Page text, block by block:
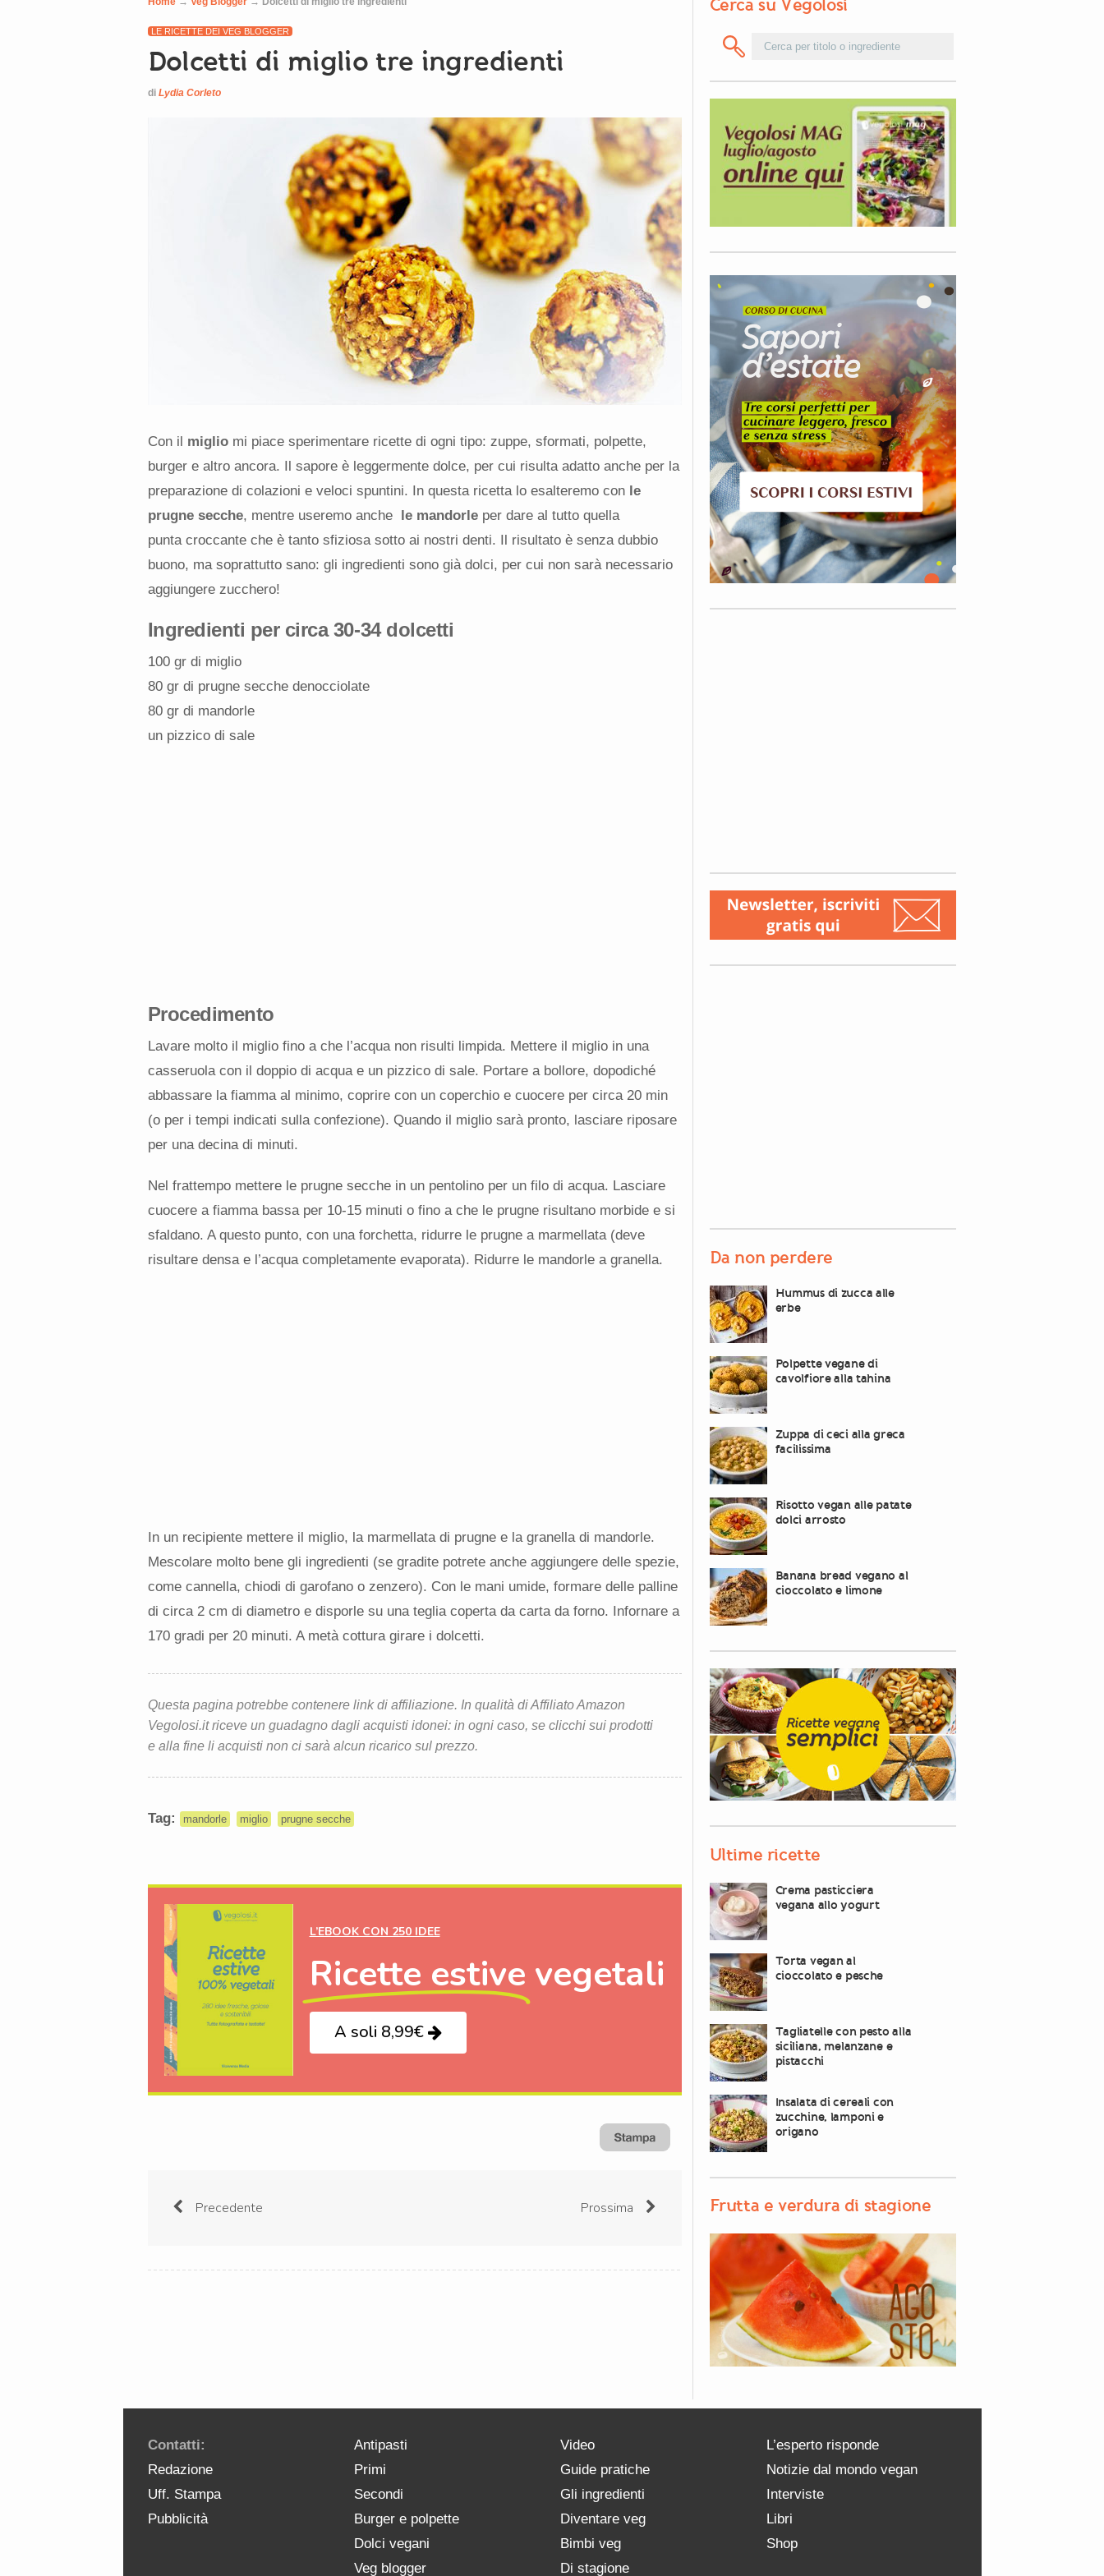
LE RICETTE DEI VEG BLOGGER
Dolcetti di miglio tre ingredienti
di Lydia Corleto
Con il miglio mi piace sperimentare ricette di ogni tipo: zuppe, sformati, polpette,
burger e altro ancora. Il sapore è leggermente dolce, per cui risulta adatto anche per la
preparazione di colazioni e veloci spuntini. In questa ricetta lo esalteremo con le
prugne secche, mentre useremo anche le mandorle per dare al tutto quella
punta croccante che è tanto sfiziosa sotto ai nostri denti. Il risultato è senza dubbio
buono, ma soprattutto sano: gli ingredienti sono già dolci, per cui non sarà necessario
aggiungere zucchero!
Ingredienti per circa 30-34 dolcetti
100 gr di miglio
80 gr di prugne secche denocciolate
80 gr di mandorle
un pizzico di sale
Procedimento
Lavare molto il miglio fino a che l’acqua non risulti limpida. Mettere il miglio in una
casseruola con il doppio di acqua e un pizzico di sale. Portare a bollore, dopodiché
abbassare la fiamma al minimo, coprire con un coperchio e cuocere per circa 20 min
(o per i tempi indicati sulla confezione). Quando il miglio sarà pronto, lasciare riposare
per una decina di minuti.
Nel frattempo mettere le prugne secche in un pentolino per un filo di acqua. Lasciare
cuocere a fiamma bassa per 10-15 minuti o fino a che le prugne risultano morbide e si
sfaldano. A questo punto, con una forchetta, ridurre le prugne a marmellata (deve
risultare densa e l’acqua completamente evaporata). Ridurre le mandorle a granella.
In un recipiente mettere il miglio, la marmellata di prugne e la granella di mandorle.
Mescolare molto bene gli ingredienti (se gradite potrete anche aggiungere delle spezie,
come cannella, chiodi di garofano o zenzero). Con le mani umide, formare delle palline
di circa 2 cm di diametro e disporle su una teglia coperta da carta da forno. Infornare a
170 gradi per 20 minuti. A metà cottura girare i dolcetti.
Questa pagina potrebbe contenere link di affiliazione. In qualità di Affiliato Amazon
Vegolosi.it riceve un guadagno dagli acquisti idonei: in ogni caso, se clicchi sui prodotti
e alla fine li acquisti non ci sarà alcun ricarico sul prezzo.
Tag: mandorle miglio prugne secche
L’EBOOK CON 250 IDEE
Ricette estive vegetali
A soli 8,99€
Precedente Prossima
Cerca su Vegolosi
Da non perdere
Hummus di zucca alle
erbe
Polpette vegane di
cavolfiore alla tahina
Zuppa di ceci alla greca
facilissima
Risotto vegan alle patate
dolci arrosto
Banana bread vegano al
cioccolato e limone
Ultime ricette
Crema pasticciera
vegana allo yogurt
Torta vegan al
cioccolato e pesche
Tagliatelle con pesto alla
siciliana, melanzane e
pistacchi
Insalata di cereali con
zucchine, lamponi e
origano
Frutta e verdura di stagione
Contatti:
Redazione
Uff. Stampa
Pubblicità
Antipasti
Primi
Secondi
Burger e polpette
Dolci vegani
Veg blogger
Video
Guide pratiche
Gli ingredienti
Diventare veg
Bimbi veg
Di stagione
L’esperto risponde
Notizie dal mondo vegan
Interviste
Libri
Shop